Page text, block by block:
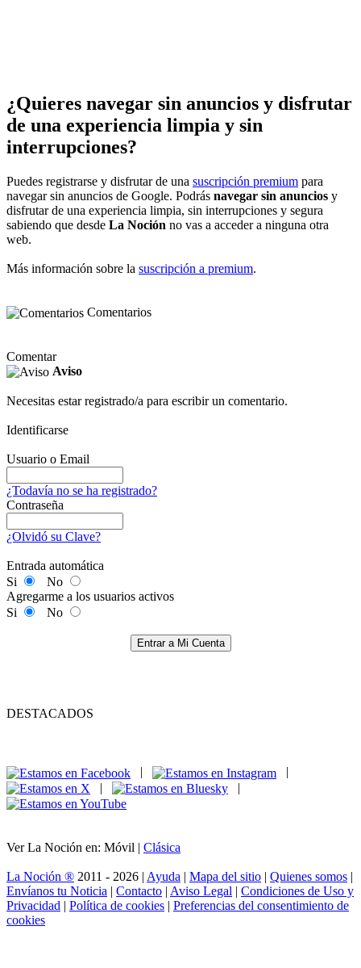
¿Quieres navegar sin anuncios y disfrutar
de una experiencia limpia y sin
interrupciones?
Puedes registrarse y disfrutar de una suscripción premium para
navegar sin anuncios de Google. Podrás navegar sin anuncios y
disfrutar de una experiencia limpia, sin interrupciones y segura
sabiendo que desde La Noción no vas a acceder a ninguna otra
web.
Más información sobre la suscripción a premium.
Comentarios
Comentar
Aviso
Necesitas estar registrado/a para escribir un comentario.
Identificarse
Usuario o Email
¿Todavía no se ha registrado?
Contraseña
¿Olvidó su Clave?
Entrada automática
Si
No
Agregarme a los usuarios activos
Si
No
Entrar a Mi Cuenta
DESTACADOS
|
|
Ver La Noción en: Móvil | Clásica
La Noción ® 2011 - 2026 | Ayuda | Mapa del sitio | Quienes somos |
Envíanos tu Noticia | Contacto | Aviso Legal | Condiciones de Uso y
Privacidad | Política de cookies | Preferencias del consentimiento de
cookies